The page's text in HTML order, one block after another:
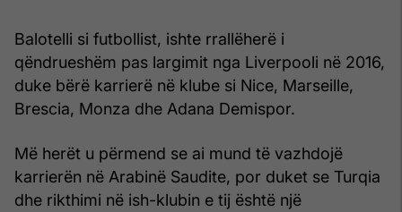
Balotelli si futbollist, ishte rrallëherë i
qëndrueshëm pas largimit nga Liverpooli në 2016,
duke bërë karrierë në klube si Nice, Marseille,
Brescia, Monza dhe Adana Demispor.
Më herët u përmend se ai mund të vazhdojë
karrierën në Arabinë Saudite, por duket se Turqia
dhe rikthimi në ish-klubin e tij është një